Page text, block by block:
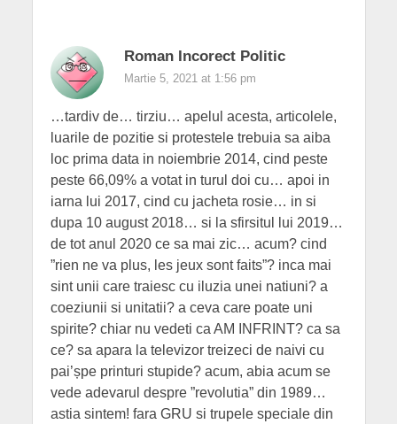
Roman Incorect Politic
Martie 5, 2021 at 1:56 pm
…tardiv de… tirziu… apelul acesta, articolele,
luarile de pozitie si protestele trebuia sa aiba
loc prima data in noiembrie 2014, cind peste
peste 66,09% a votat in turul doi cu… apoi in
iarna lui 2017, cind cu jacheta rosie… in si
dupa 10 august 2018… si la sfirsitul lui 2019…
de tot anul 2020 ce sa mai zic… acum? cind
”rien ne va plus, les jeux sont faits”? inca mai
sint unii care traiesc cu iluzia unei natiuni? a
coeziunii si unitatii? a ceva care poate uni
spirite? chiar nu vedeti ca AM INFRINT? ca sa
ce? sa apara la televizor treizeci de naivi cu
pai’șpe printuri stupide? acum, abia acum se
vede adevarul despre ”revolutia” din 1989…
astia sintem! fara GRU si trupele speciale din